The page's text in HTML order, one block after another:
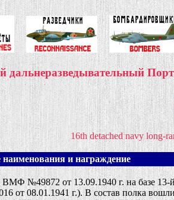
дальнеразведывательный
16th detached navy long-
и награждение
№49872 от 13.09.1940 г. на базе
от 08.01.1941 г.). В состав полка